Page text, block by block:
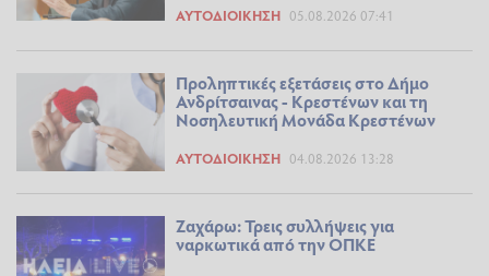
ΑΥΤΟΔΙΟΊΚΗΣΗ 05.08.2026 07:41
Προληπτικές εξετάσεις στο Δήμο
Ανδρίτσαινας - Κρεστένων και τη
Νοσηλευτική Μονάδα Κρεστένων
ΑΥΤΟΔΙΟΊΚΗΣΗ 04.08.2026 13:28
Ζαχάρω: Τρεις συλλήψεις για
ναρκωτικά από την ΟΠΚΕ